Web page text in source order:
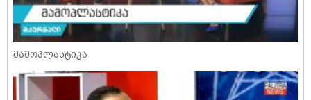
მამოპლასტიკა